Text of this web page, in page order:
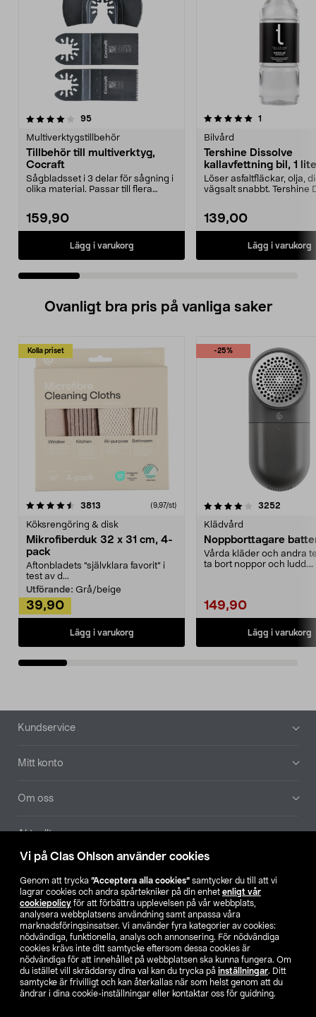
Vi på Clas Ohlson använder cookies
Genom att trycka ”Acceptera alla cookies” samtycker du till att vi
lagrar cookies och andra spårtekniker på din enhet enligt vår
cookiepolicy för att förbättra upplevelsen på vår webbplats,
analysera webbplatsens användning samt anpassa våra
marknadsföringsinsatser. Vi använder fyra kategorier av cookies:
nödvändiga, funktionella, analys och annonsering. För nödvändiga
cookies krävs inte ditt samtycke eftersom dessa cookies är
nödvändiga för att innehållet på webbplatsen ska kunna fungera. Om
du istället vill skräddarsy dina val kan du trycka på inställningar. Ditt
samtycke är frivilligt och kan återkallas när som helst genom att du
ändrar i dina cookie-inställningar eller kontaktar oss för guidning.
95recensioner
Multiverktygstillbehör
Tillbehör till multiverktyg,
Cocraft
Sågbladsset i 3 delar för sågning i
olika material. Passar till flera
159,90
Lägg i varukorg
5.0 av 5 stjärnor 1
Bilvård
Tershine Dissolve
kallavfettning bil, 1
Löser asfaltfläckar, olja,
vägsalt snabbt. Tershine
139,00
Lägg i varukorg
4.0 av 5 stjärnor
Ovanligt bra pris på vanliga saker
Kolla priset
3813 (9,97/st)
Köksrengöring & disk
Mikrofiberduk 32 x 31 cm, 4-
pack
Aftonbladets "självklara favorit” i
test av d...
Utförande: Grå/beige
39,90
Lägg i varukorg
-25%
4.0av 5 stjärnor 3252
Klädvård
Noppborttagare
Vårda kläder och andra
ta bort noppor och ludd.
149,90
Lägg i varukorg
4.5av 5 stjärnor
Sidfot
Kundservice
Mitt konto
Om oss
Aktuellt
Hitta butik
SE NO FI